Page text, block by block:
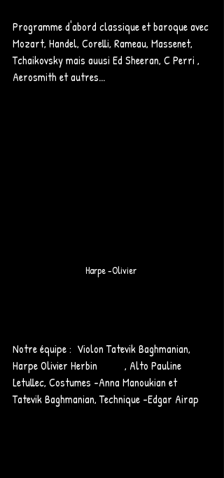
Programme d'abord classique et baroque avec
Mozart, Handel, Corelli, Rameau, Massenet,
Tchaikovsky mais auusi Ed Sheeran, C Perri ,
Aerosmith et autres...
Harpe -Olivier
Notre équipe :  Violon Tatevik Baghmanian,
Harpe Olivier Herbin	, Alto Pauline
Letullec, Costumes -Anna Manoukian et
Tatevik Baghmanian, Technique -Edgar Airap